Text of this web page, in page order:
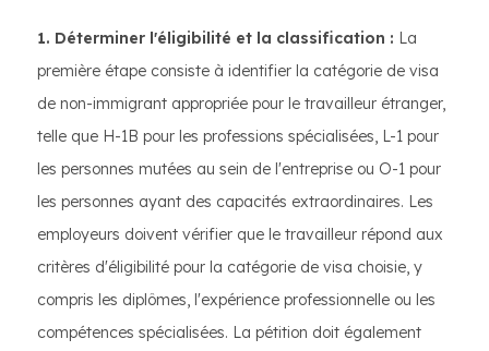
1. Déterminer l'éligibilité et la classification : La
première étape consiste à identifier la catégorie de visa
de non-immigrant appropriée pour le travailleur étranger,
telle que H-1B pour les professions spécialisées, L-1 pour
les personnes mutées au sein de l'entreprise ou O-1 pour
les personnes ayant des capacités extraordinaires. Les
employeurs doivent vérifier que le travailleur répond aux
critères d'éligibilité pour la catégorie de visa choisie, y
compris les diplômes, l'expérience professionnelle ou les
compétences spécialisées. La pétition doit également